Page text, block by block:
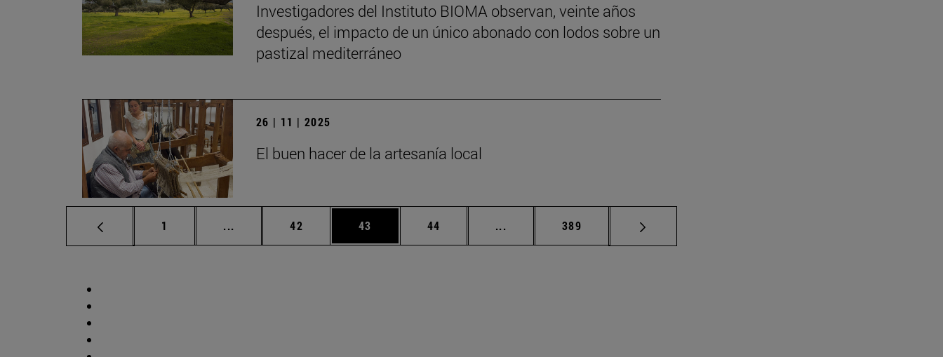
Investigadores del Instituto BIOMA observan, veinte años
después, el impacto de un único abonado con lodos sobre un
pastizal mediterráneo
26 | 11 | 2025
El buen hacer de la artesanía local
Página
1 ... Páginas intermedias Use TAB para desplazarse.
Página
42 Página
43 Página
44 ... Páginas intermedias Use TAB para desplazarse.
Página
389